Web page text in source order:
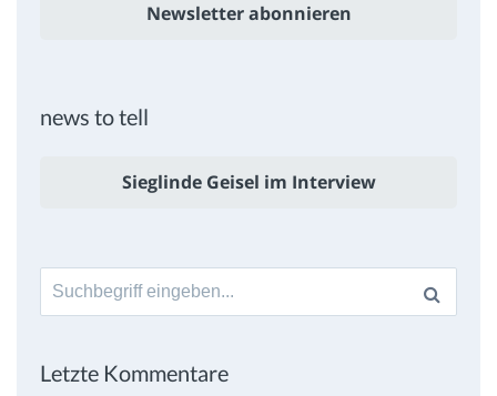
Newsletter abonnieren
news to tell
Sieglinde Geisel im Interview
Suche
nach:
Letzte Kommentare